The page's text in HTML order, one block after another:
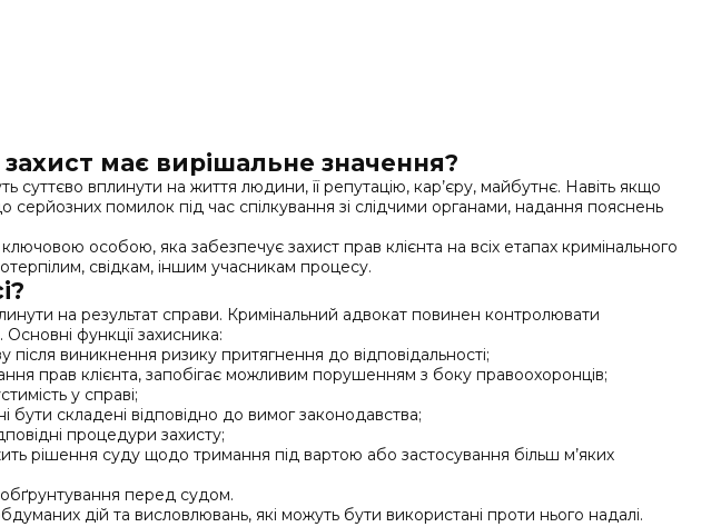
має вирішальне значення?
вплинути на життя людини, її репутацію, кар’єру, майбутнє. Навіть якщо
серйозних помилок під час спілкування зі слідчими органами, надання пояснень
особою, яка забезпечує захист прав клієнта на всіх етапах кримінального
свідкам, іншим учасникам процесу.
на результат справи. Кримінальний адвокат повинен контролювати
функції захисника:
виникнення ризику притягнення до відповідальності;
прав клієнта, запобігає можливим порушенням з боку правоохоронців;
у справі;
бути складені відповідно до вимог законодавства;
процедури захисту;
рішення суду щодо тримання під вартою або застосування більш м’яких
обґрунтування перед судом.
дій та висловлювань, які можуть бути використані проти нього надалі.